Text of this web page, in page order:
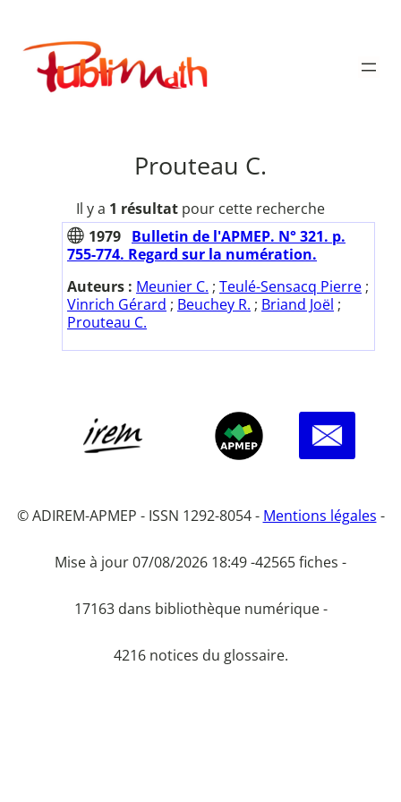
contenu
Publimath
Prouteau C.
Il y a 1 résultat pour cette recherche
1979 Bulletin de l'APMEP. N° 321. p.
755-774. Regard sur la numération.
Auteurs : Meunier C. ; Teulé-Sensacq Pierre ;
Vinrich Gérard ; Beuchey R. ; Briand Joël ;
Prouteau C.
© ADIREM-APMEP - ISSN 1292-8054 - Mentions légales -
Mise à jour 07/08/2026 18:49 -42565 fiches -
17163 dans bibliothèque numérique -
4216 notices du glossaire.